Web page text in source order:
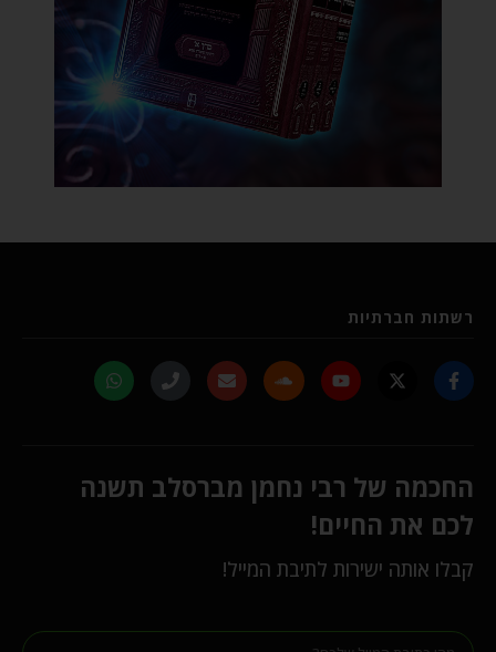
רשתות חברתיות
החכמה של רבי נחמן מברסלב תשנה
לכם את החיים!
קבלו אותה ישירות לתיבת המייל!